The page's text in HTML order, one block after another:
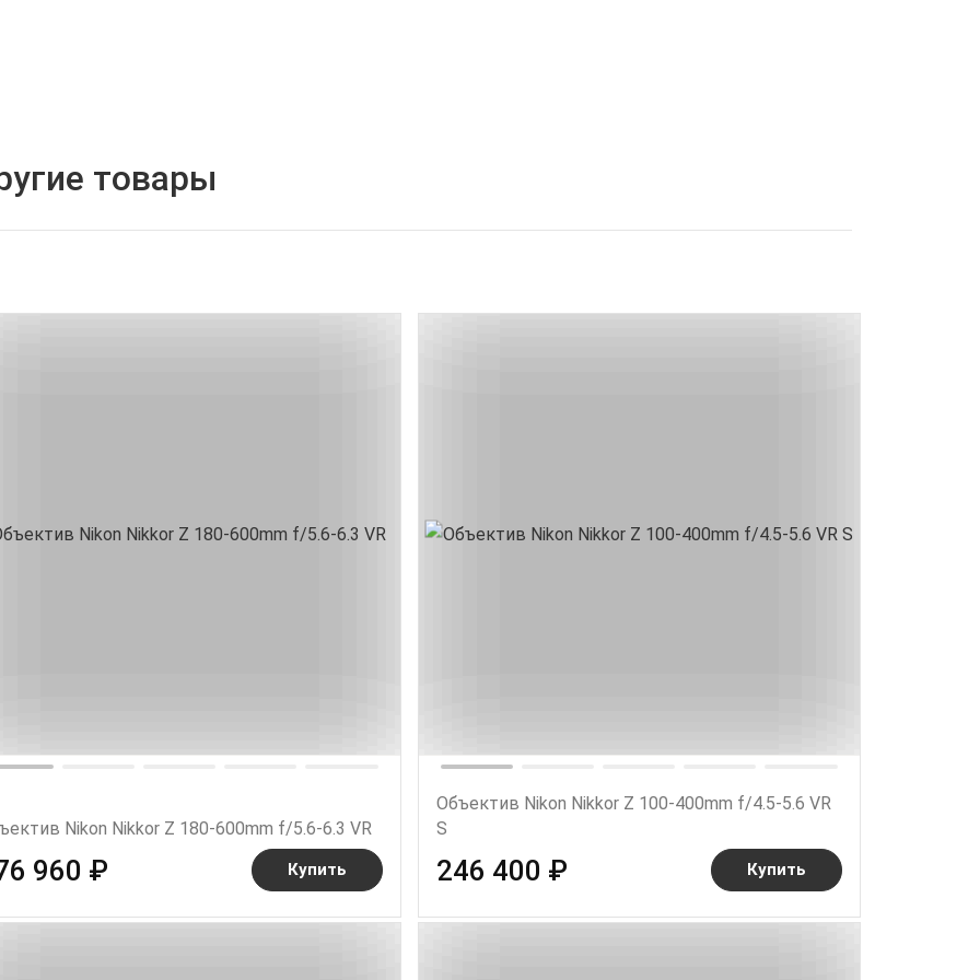
товары
Nikon Nikkor Z 180-600mm f/5.6-6.3 VR
960 ₽ Купить
Объектив Nikon Nikkor Z 100-400mm f/4.5-5.6 VR
S
246 400 ₽ Купить